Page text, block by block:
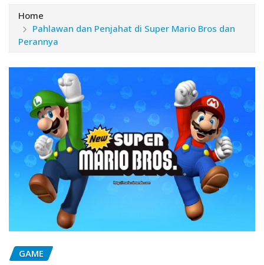
Home
Pahlawan dan Penjahat di Super Mario Bros dan
Perannya
GAME